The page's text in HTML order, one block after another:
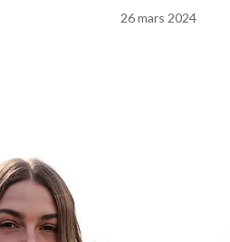
26 mars 2024